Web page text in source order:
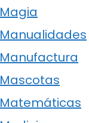
Magia
Manualidades
Manufactura
Mascotas
Matemáticas